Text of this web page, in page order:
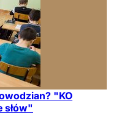
"KO
słów"